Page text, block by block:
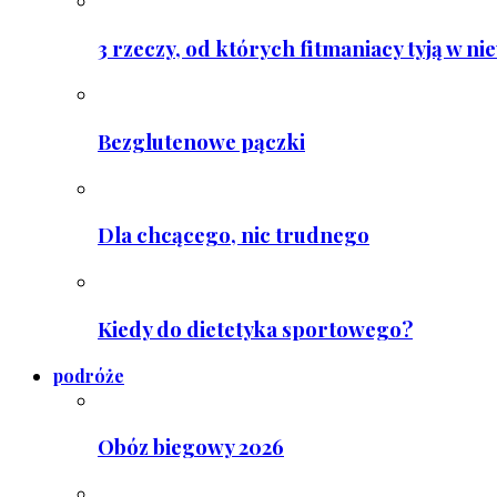
3 rzeczy, od których fitmaniacy tyją w
Bezglutenowe pączki
Dla chcącego, nic trudnego
Kiedy do dietetyka sportowego?
podróże
Obóz biegowy 2026